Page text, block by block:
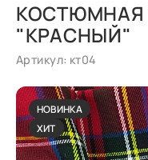
КОСТЮМНАЯ
"КРАСНЫЙ"
Артикул: кт04
НОВИНКА
ХИТ